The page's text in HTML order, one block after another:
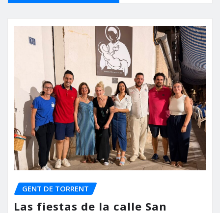
GENT DE TORRENT
Las fiestas de la calle San